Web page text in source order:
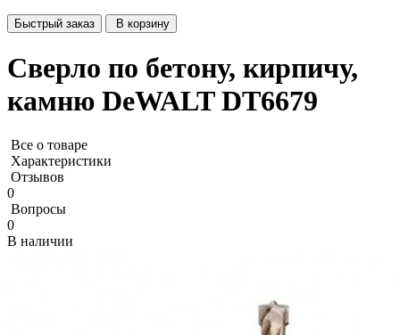
Быстрый заказ В корзину
Сверло по бетону, кирпичу,
камню DeWALT DT6679
Все о товаре
Характеристики
Отзывов
0
Вопросы
0
В наличии